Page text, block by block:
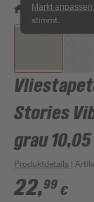
Markt anpassen
stimmt.
/ Wohnen &
Stories
grau
Produktdetails |
22,99 €